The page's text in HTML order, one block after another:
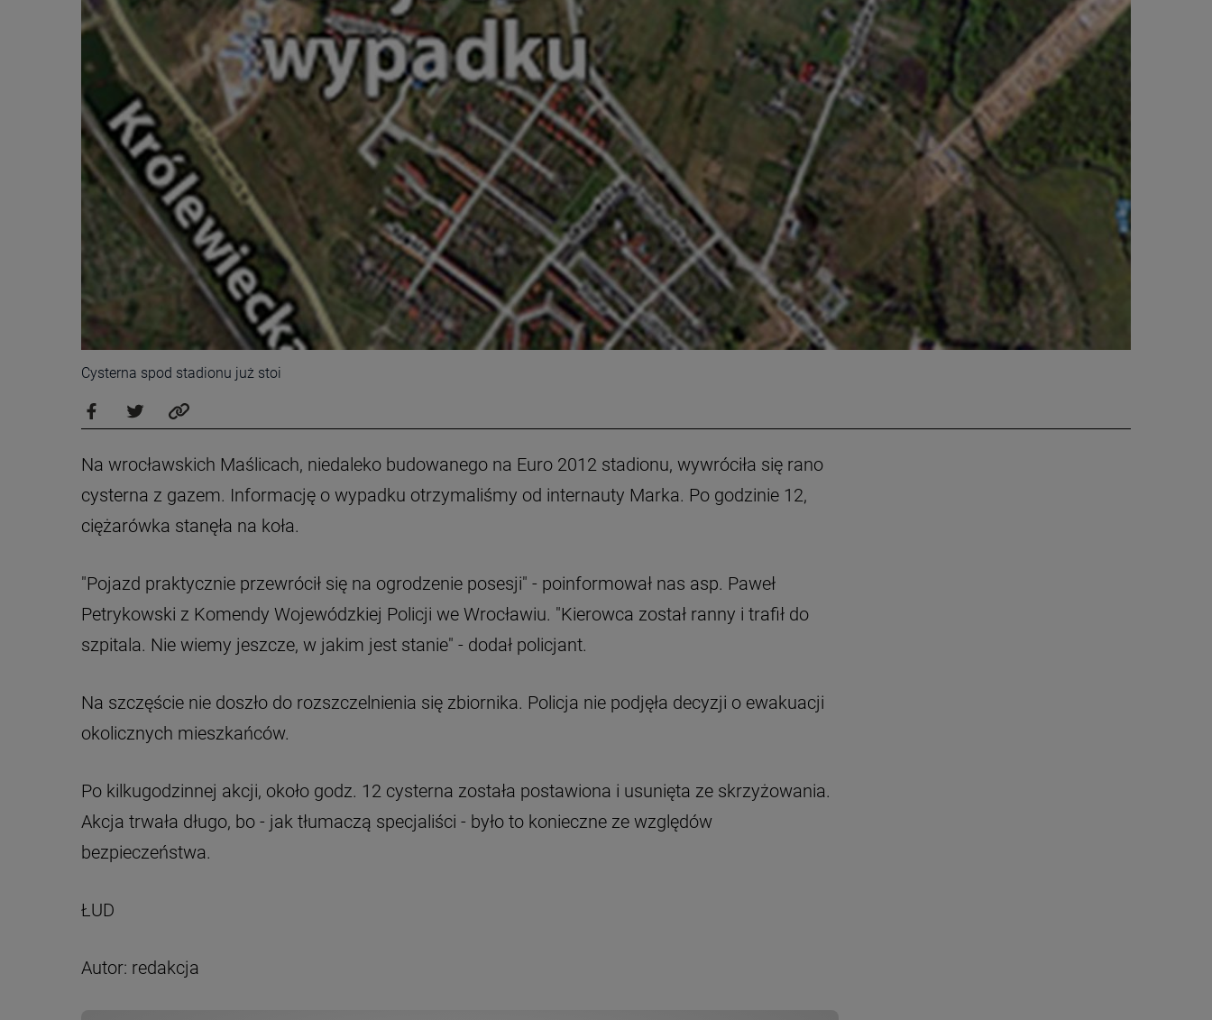
Cysterna spod stadionu już stoi
Na wrocławskich Maślicach, niedaleko budowanego na Euro 2012 stadionu, wywróciła się rano
cysterna z gazem. Informację o wypadku otrzymaliśmy od internauty Marka. Po godzinie 12,
ciężarówka stanęła na koła.
"Pojazd praktycznie przewrócił się na ogrodzenie posesji" - poinformował nas asp. Paweł
Petrykowski z Komendy Wojewódzkiej Policji we Wrocławiu. "Kierowca został ranny i trafił do
szpitala. Nie wiemy jeszcze, w jakim jest stanie" - dodał policjant.
Na szczęście nie doszło do rozszczelnienia się zbiornika. Policja nie podjęła decyzji o ewakuacji
okolicznych mieszkańców.
Po kilkugodzinnej akcji, około godz. 12 cysterna została postawiona i usunięta ze skrzyżowania.
Akcja trwała długo, bo - jak tłumaczą specjaliści - było to konieczne ze względów
bezpieczeństwa.
ŁUD
Autor: redakcja